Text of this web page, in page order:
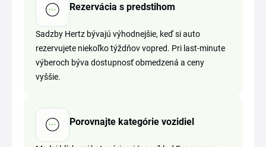
Rezervácia s predstihom
Sadzby Hertz bývajú výhodnejšie, keď si auto
rezervujete niekoľko týždňov vopred. Pri last-minute
výberoch býva dostupnosť obmedzená a ceny
vyššie.
Porovnajte kategórie vozidiel